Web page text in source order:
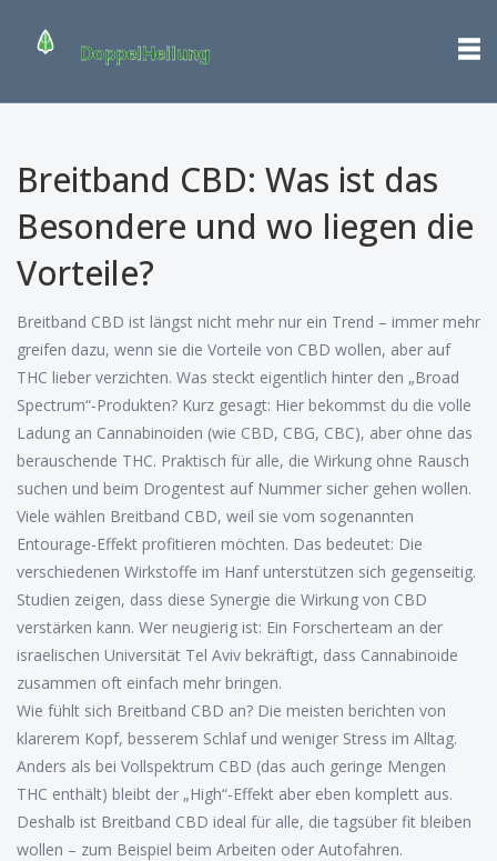
Breitband CBD: Was ist das
Besondere und wo liegen die
Vorteile?
Breitband CBD ist längst nicht mehr nur ein Trend – immer mehr
greifen dazu, wenn sie die Vorteile von CBD wollen, aber auf
THC lieber verzichten. Was steckt eigentlich hinter den „Broad
Spectrum“-Produkten? Kurz gesagt: Hier bekommst du die volle
Ladung an Cannabinoiden (wie CBD, CBG, CBC), aber ohne das
berauschende THC. Praktisch für alle, die Wirkung ohne Rausch
suchen und beim Drogentest auf Nummer sicher gehen wollen.
Viele wählen Breitband CBD, weil sie vom sogenannten
Entourage-Effekt profitieren möchten. Das bedeutet: Die
verschiedenen Wirkstoffe im Hanf unterstützen sich gegenseitig.
Studien zeigen, dass diese Synergie die Wirkung von CBD
verstärken kann. Wer neugierig ist: Ein Forscherteam an der
israelischen Universität Tel Aviv bekräftigt, dass Cannabinoide
zusammen oft einfach mehr bringen.
Wie fühlt sich Breitband CBD an? Die meisten berichten von
klarerem Kopf, besserem Schlaf und weniger Stress im Alltag.
Anders als bei Vollspektrum CBD (das auch geringe Mengen
THC enthält) bleibt der „High“-Effekt aber eben komplett aus.
Deshalb ist Breitband CBD ideal für alle, die tagsüber fit bleiben
wollen – zum Beispiel beim Arbeiten oder Autofahren.